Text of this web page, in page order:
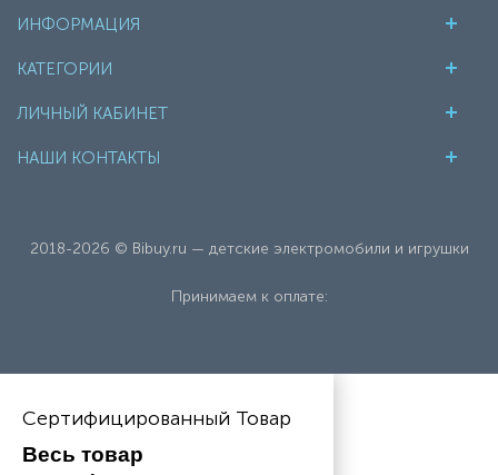
ИНФОРМАЦИЯ
КАТЕГОРИИ
ЛИЧНЫЙ КАБИНЕТ
НАШИ КОНТАКТЫ
2018-2026 © Bibuy.ru — детские электромобили и игрушки
Принимаем к оплате:
Сертифицированный Товар
Весь товар